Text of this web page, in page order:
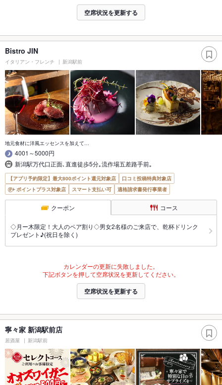
空席状況を更新する
Bistro JIN
イタリアン・フレンチ 新潟駅前
地元食材に洋風エッセンスを加えて…
4001～5000円
新潟駅万代口正面､直進徒歩5分｡流作場五差路手前｡
【アプリ予約限定】最大800ポイント還元対象店
口コミ投稿特典対象店
ポイントプラス対象店
スマート支払い可 適格請求書発行事業者
クーポン コース
◇月ー木限定！大人のペア割り◇男女2名様のご来店で、乾杯ドリンク
プレゼント♪(祝日を除く)
カレンダーの更新に失敗しました。
下記ボタンを押して空席状況を更新してください。
空席状況を更新する
寧々家 新潟駅前店
居酒屋 新潟駅前